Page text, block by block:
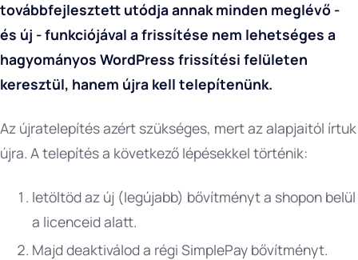
továbbfejlesztett utódja annak minden meglévő -
és új - funkciójával a frissítése nem lehetséges a
hagyományos WordPress frissítési felületen
keresztül, hanem újra kell telepítenünk.
Az újratelepítés azért szükséges, mert az alapjaitól írtuk
újra. A telepítés a következő lépésekkel történik:
letöltöd az új (legújabb) bővítményt a shopon belül
a licenceid alatt.
Majd deaktiválod a régi SimplePay bővítményt.